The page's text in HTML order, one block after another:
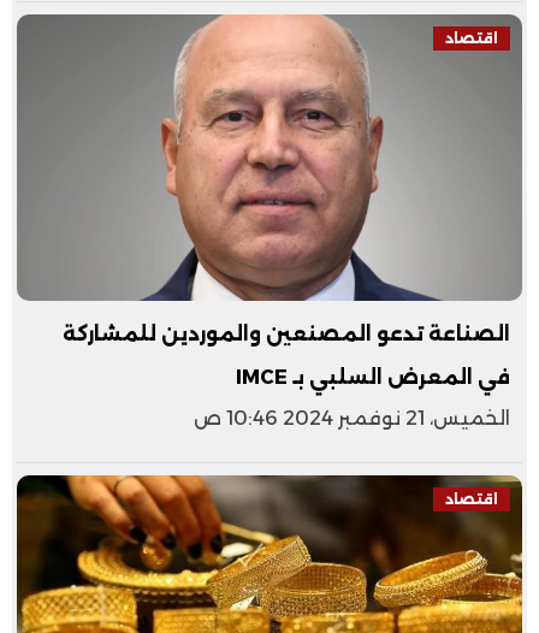
اقتصاد
الصناعة تدعو المصنعين والموردين للمشاركة
في المعرض السلبي بـ IMCE
الخميس، 21 نوفمبر 2024 10:46 ص
اقتصاد